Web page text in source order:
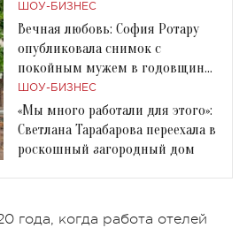
ШОУ-БИЗНЕС
Вечная любовь: София Ротару
опубликовала снимок с
покойным мужем в годовщину
их свадьбы
ШОУ-БИЗНЕС
«Мы много работали для этого»:
Светлана Тарабарова переехала в
роскошный загородный дом
года, когда работа отелей